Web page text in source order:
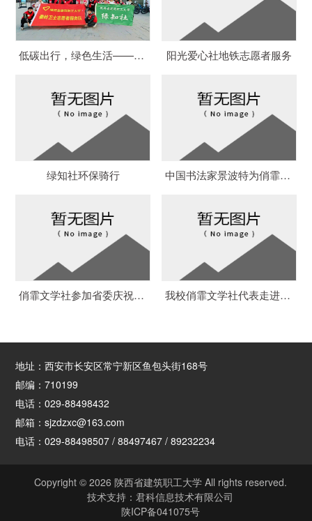
低碳出行，绿色生活——陕建职工大学秦岭卫士志愿者服务队开展环保骑行活动，推动绿色生活理念 阳光爱心社地铁志愿者服务
绿知社环保骑行 中国书法家景波特为俏霏文学社题字
俏霏文学社参加省委庆祝陕西省爱国主义志愿者协会成立大会 我校俏霏文学社代表走进省政府参观交谈
地址：西安市长安区常宁新区鱼包头街168号
邮编：710199
电话：029-88498432
邮箱：sjzdzxc@163.com
电话：029-88498507 / 88497467 / 89232234
Copyright © 2026 陕西省建筑职工大学 All rights reserved.
技术支持： 君科信息技术有限公司
陕ICP备041075号